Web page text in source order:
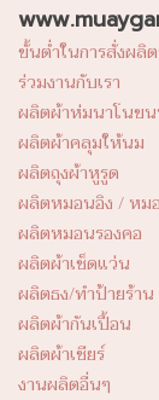
ขั้นต่ำในการสั่งผลิ
ร่วมงานกับเรา
ผลิตผ้าห่มนาโนข
ผลิตผ้าคลุมให้นม
ผลิตถุงผ้าหูรูด
ผลิตหมอนอิง / หม
ผลิตหมอนรองคอ
ผลิตผ้าเช็ดแว่น
ผลิตธง/ทำป้ายร้าน
ผลิตผ้ากันเปื้อน
ผลิตผ้าเชียร์
งานผลิตอื่นๆ